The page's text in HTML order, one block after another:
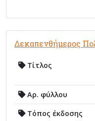
Δεκαπενθήμερος
Τίτλος
Αρ. φύλλου
Τόπος έκδοσης